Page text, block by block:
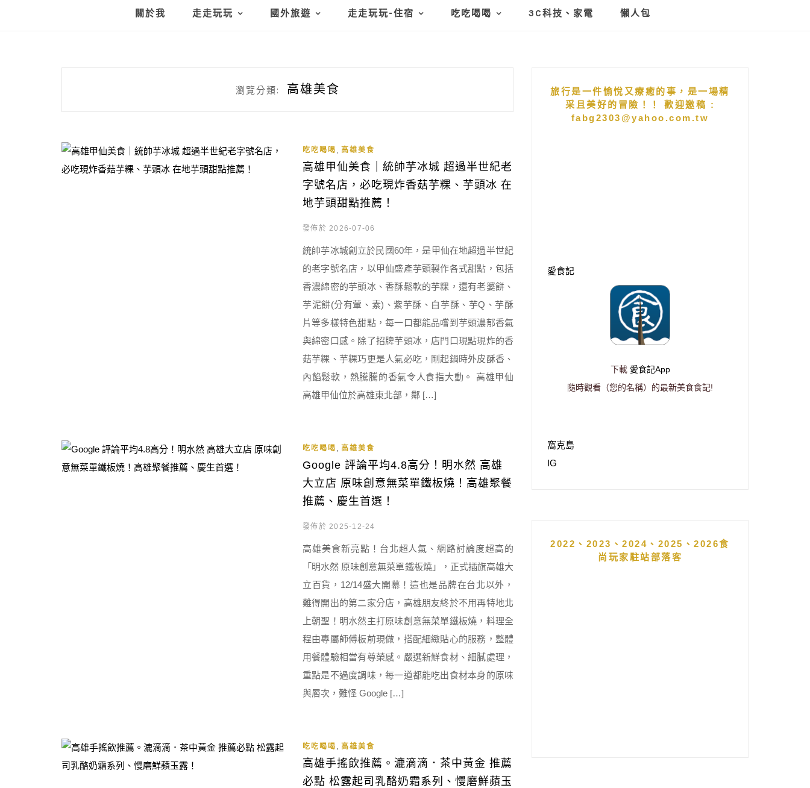
關於我 走走玩玩 國外旅遊 走走玩玩-住宿 吃吃喝喝 3C科技、家電 懶人包
瀏覽分類: 高雄美食
吃吃喝喝 高雄美食
高雄甲仙美食｜統帥芋冰城 超過半世紀老
字號名店，必吃現炸香菇芋粿、芋頭冰 在
地芋頭甜點推薦！
發佈於 2026-07-06
統帥芋冰城創立於民國60年，是甲仙在地超過半世紀
的老字號名店，以甲仙盛產芋頭製作各式甜點，包括
香濃綿密的芋頭冰、香酥鬆軟的芋粿，還有老婆餅、
芋泥餅(分有葷、素)、紫芋酥、白芋酥、芋Q、芋酥
片等多樣特色甜點，每一口都能品嚐到芋頭濃郁香氣
與綿密口感。除了招牌芋頭冰，店門口現點現炸的香
菇芋粿、芋粿巧更是人氣必吃，剛起鍋時外皮酥香、
內餡鬆軟，熱騰騰的香氣令人食指大動。 高雄甲仙
高雄甲仙位於高雄東北部，鄰 […]
吃吃喝喝 高雄美食
Google 評論平均4.8高分！明水然 高雄
大立店 原味創意無菜單鐵板燒！高雄聚餐
推薦、慶生首選！
發佈於 2025-12-24
高雄美食新亮點！台北超人氣、網路討論度超高的
「明水然 原味創意無菜單鐵板燒」，正式插旗高雄大
立百貨，12/14盛大開幕！這也是品牌在台北以外，
難得開出的第二家分店，高雄朋友終於不用再特地北
上朝聖！明水然主打原味創意無菜單鐵板燒，料理全
程由專屬師傅板前現做，搭配細緻貼心的服務，整體
用餐體驗相當有尊榮感。嚴選新鮮食材、細膩處理，
重點是不過度調味，每一道都能吃出食材本身的原味
與層次，難怪 Google […]
吃吃喝喝 高雄美食
高雄手搖飲推薦。漉滴滴．茶中黃金 推薦
必點 松露起司乳酪奶霜系列、慢磨鮮蘋玉
旅行是一件愉悅又療癒的事，是一場精
采且美好的冒險！！ 歡迎邀稿 :
fabg2303@yahoo.com.tw
愛食記
下載 愛食記App
隨時觀看（您的名稱）的最新美食食記!
窩克島
IG
2022、2023、2024、2025、2026食
尚玩家駐站部落客